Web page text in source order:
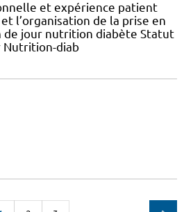
et expérience patient
l’organisation de la prise en
de jour nutrition diabète Statut
Nutrition-diab